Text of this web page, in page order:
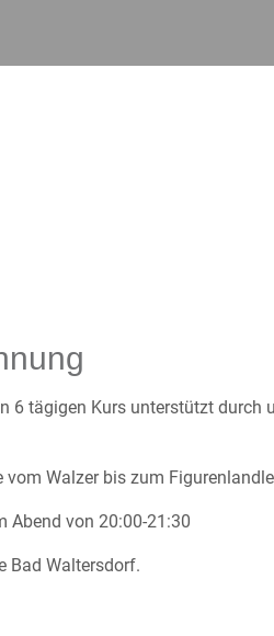
6 tägigen Kurs unterstützt durch
Walzer bis zum
Abend von 20:00-21:30
Bad Waltersdorf.